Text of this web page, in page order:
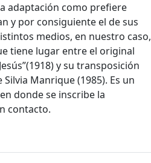
adaptación como prefiere
y por consiguiente el de sus
medios, en nuestro caso,
tiene lugar entre el original
y su transposición
Manrique (1985). Es un
donde se inscribe la
contacto.